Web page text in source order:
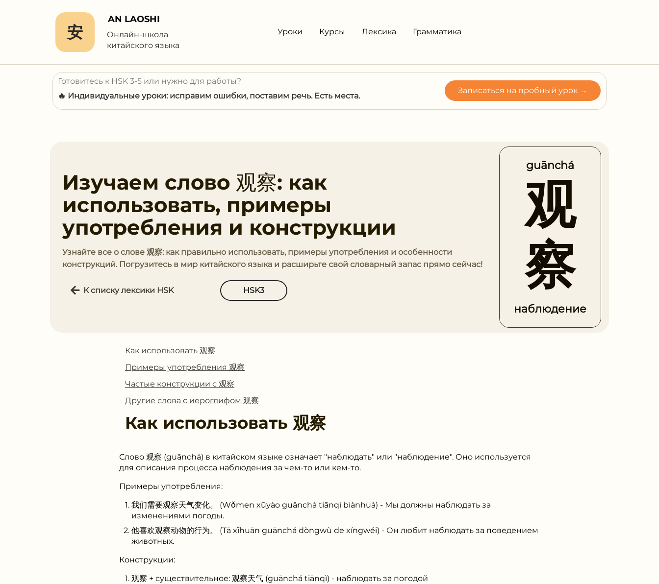
安
AN LAOSHI
Онлайн-школа
китайского языка
Уроки Курсы Лексика Грамматика
Готовитесь к HSK 3-5 или нужно для работы?
🔥 Индивидуальные уроки: исправим ошибки, поставим речь. Есть места.
Записаться на пробный урок →
Изучаем слово 观察: как
использовать, примеры
употребления и конструкции
Узнайте все о слове 观察: как правильно использовать, примеры употребления и особенности
конструкций. Погрузитесь в мир китайского языка и расширьте свой словарный запас прямо сейчас!
К списку лексики HSK HSK3
guānchá
观
察
наблюдение
Как использовать 观察
Примеры употребления 观察
Частые конструкции с 观察
Другие слова с иероглифом 观察
Как использовать 观察
Слово 观察 (guānchá) в китайском языке означает "наблюдать" или "наблюдение". Оно используется
для описания процесса наблюдения за чем-то или кем-то.
Примеры употребления:
我们需要观察天气变化。 (Wǒmen xūyào guānchá tiānqì biànhuà) - Мы должны наблюдать за
изменениями погоды.
他喜欢观察动物的行为。 (Tā xǐhuān guānchá dòngwù de xíngwéi) - Он любит наблюдать за поведением
животных.
Конструкции:
观察 + существительное: 观察天气 (guānchá tiānqì) - наблюдать за погодой